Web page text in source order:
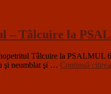
– Tâlcuire la
Tâlcuire la PSALMUL
şi neumblat şi … Continuă citirea